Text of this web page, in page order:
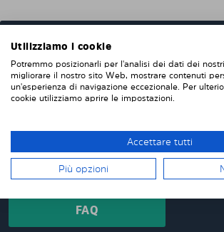
DOMANDE FREQUENTI
Quando ordini da noi i pannelli
questi verranno prodotti
vengono consegnati pretagliati con
perfetta. Abbiamo pannelli oscurati
oltre 4500 differenti modelli di auto.
FAQ
Utilizziamo i cookie
Potremmo posizionarli per l'analisi dei dati dei
migliorare il nostro sito Web, mostrare contenuti
un'esperienza di navigazione eccezionale. Per
cookie utilizziamo aprire le impostazioni.
Accettare tutti
Più opzioni